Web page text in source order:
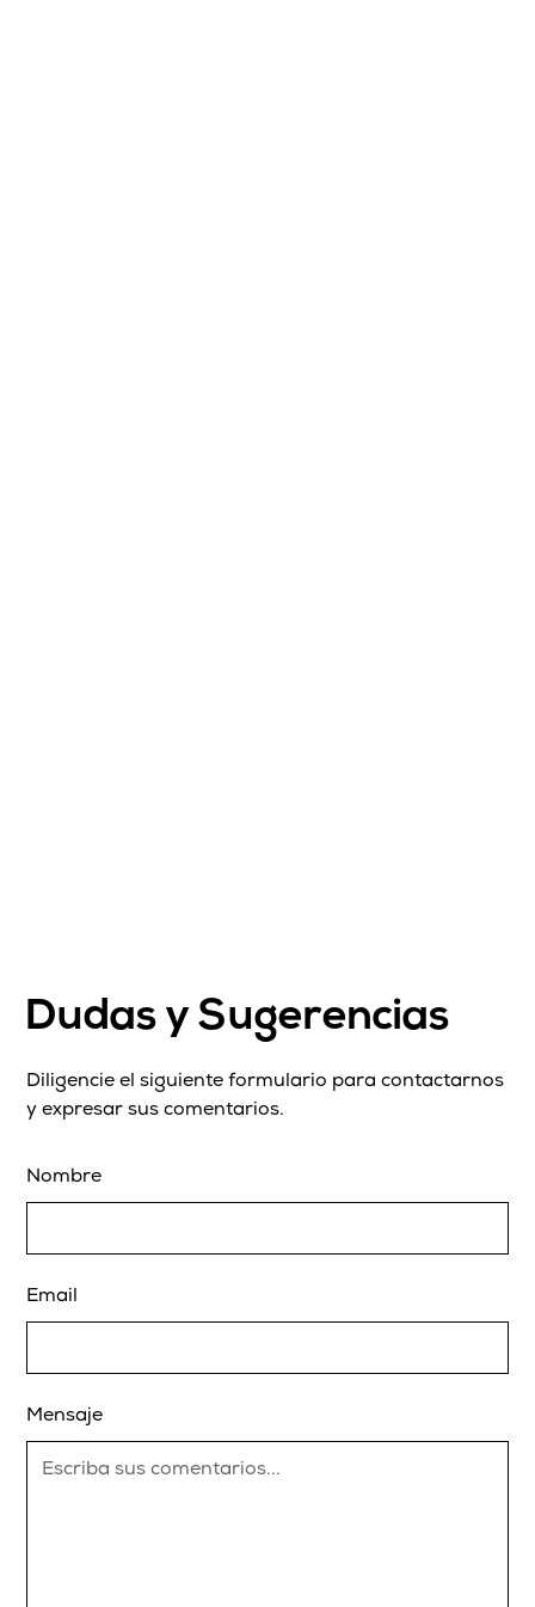
Dudas y Sugerencias
Diligencie el siguiente formulario para contactarnos
y expresar sus comentarios.
Nombre
Email
Mensaje